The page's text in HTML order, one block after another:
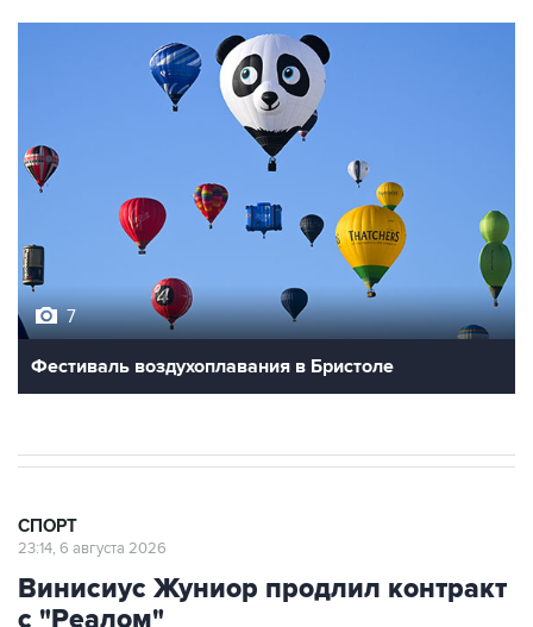
7
Фестиваль воздухоплавания в Бристоле
СПОРТ
23:14, 6 августа 2026
Винисиус Жуниор продлил контракт
с "Реалом"